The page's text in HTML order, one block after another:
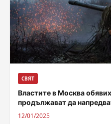
СВЯТ
Властите в Москва
продължават да
12/01/2025